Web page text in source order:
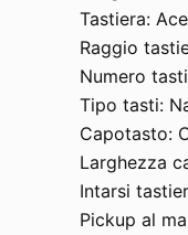
Tastiera:
Raggio
Numero
Tipo tasti:
Capotasto:
Larghezza
Intarsi
Pickup al